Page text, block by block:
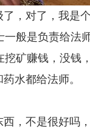
对了，我是
般是负责给法
矿赚钱，没钱
水都给法师。
不是很好吗